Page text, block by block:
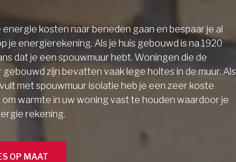
energie kosten naar beneden gaan en bespaar je al
je energierekening. Als je huis gebouwd is na 1920
dat je een spouwmuur hebt. Woningen die de
zijn bevatten vaak lege holtes in de muur. Als
met spouwmuur isolatie heb je een zeer koste
warmte in uw woning vast te houden waardoor je
rekening.
OP MAAT